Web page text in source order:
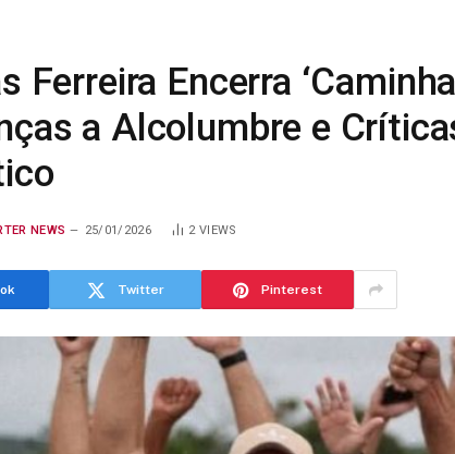
Ferreira Encerra
a Alcolumbre e
NEWS 25/01/2026 2 VIEWS
Twitter Pinterest